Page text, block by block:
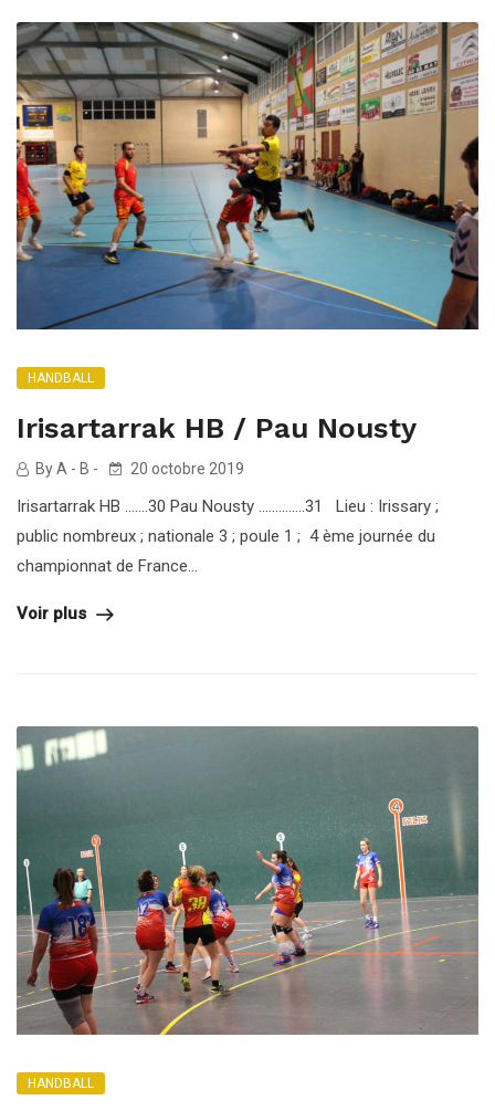
HANDBALL
Irisartarrak HB / Pau Nousty
By A - B - 20 octobre 2019
Irisartarrak HB …….30 Pau Nousty …………..31 Lieu : Irissary ;
public nombreux ; nationale 3 ; poule 1 ; 4 ème journée du
championnat de France...
Voir plus
HANDBALL